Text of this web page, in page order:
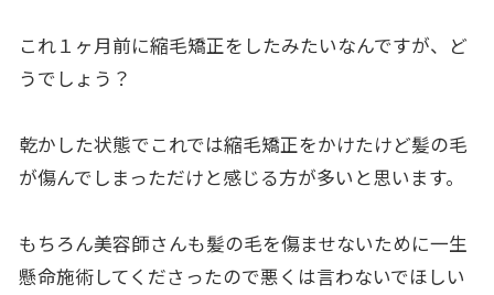
これ１ヶ月前に縮毛矯正をしたみたいなんですが、ど
うでしょう？
乾かした状態でこれでは縮毛矯正をかけたけど髪の毛
が傷んでしまっただけと感じる方が多いと思います。
もちろん美容師さんも髪の毛を傷ませないために一生
懸命施術してくださったので悪くは言わないでほしい